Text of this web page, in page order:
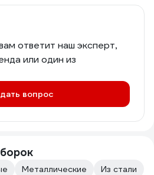
ответит наш эксперт,
или один из
вопрос
Металлические
Из стали